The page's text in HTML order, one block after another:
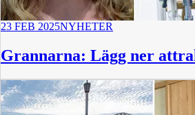
23 FEB 2025NYHETER
Grannarna: Lägg ner